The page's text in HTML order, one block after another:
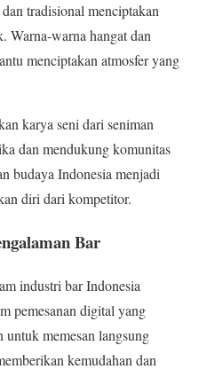
tradisional menciptakan
Warna-warna hangat dan
menciptakan atmosfer yang
karya seni dari seniman
dan mendukung komunitas
budaya Indonesia menjadi
diri dari kompetitor.
Bar
industri bar Indonesia
pemesanan digital yang
memesan langsung
kemudahan dan